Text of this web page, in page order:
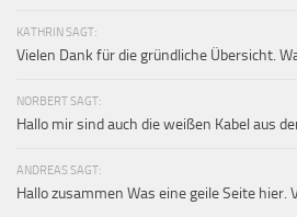
KATHRIN SAGT:
Vielen Dank für die gründliche Übersicht.
NORBERT SAGT:
Hallo mir sind auch die weißen Kabel aus
ANDREAS SAGT:
Hallo zusammen Was eine geile Seite hier.